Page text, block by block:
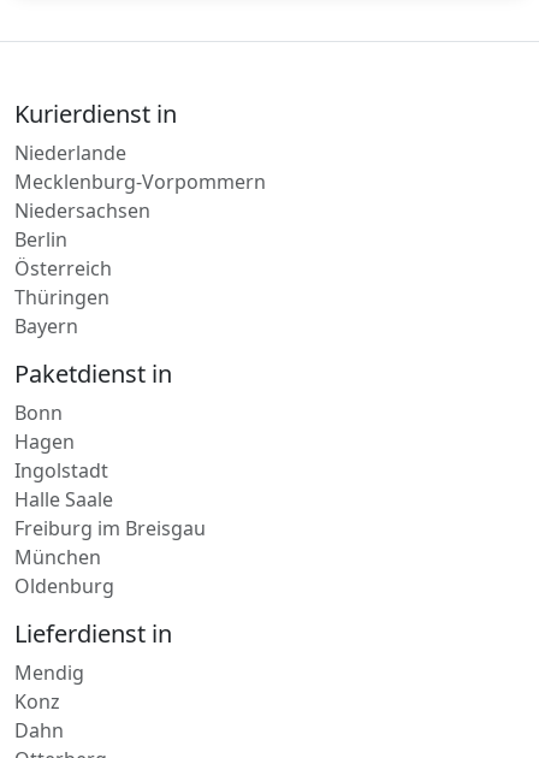
Kurierdienst in
Niederlande
Mecklenburg-Vorpommern
Niedersachsen
Berlin
Thüringen
Bayern
Paketdienst in
Bonn
Hagen
Ingolstadt
Halle Saale
München
Oldenburg
Lieferdienst in